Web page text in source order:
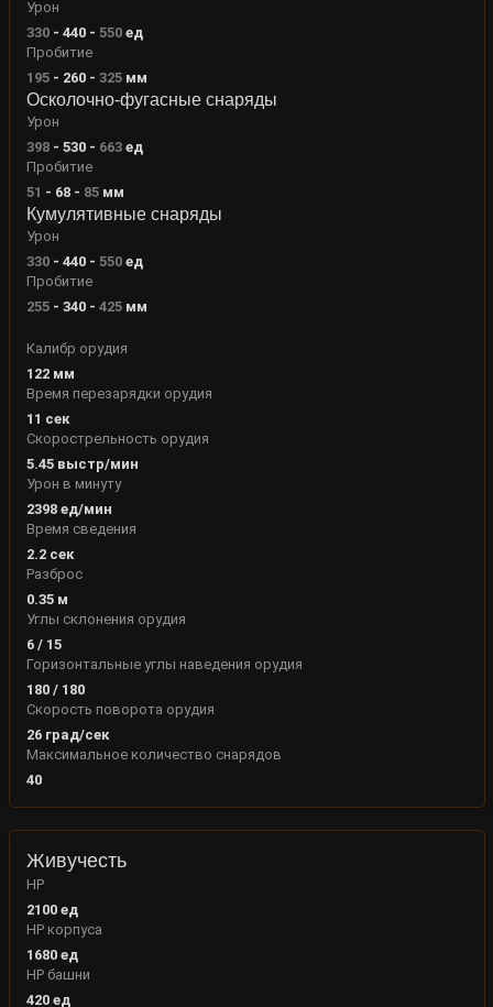
Урон
330- 440- 550ед
Пробитие
195- 260- 325 мм
Осколочно-фугасные снаряды
Урон
398- 530- 663ед
Пробитие
51 - 68- 85 мм
Кумулятивные снаряды
Урон
330- 440- 550ед
Пробитие
255- 340- 425 мм
Калибр орудия
122мм
Время перезарядки орудия
11 сек
Скорострельность орудия
5.45выстр/мин
Урон в минуту
2398ед/мин
Время сведения
2.2сек
Разброс
0.35м
Углы склонения орудия
6 / 15
Горизонтальные углы наведения орудия
180 / 180
Скорость поворота орудия
26град/сек
Максимальное количество снарядов
40
Живучесть
HP
2100ед
HP корпуса
1680ед
HP башни
420ед